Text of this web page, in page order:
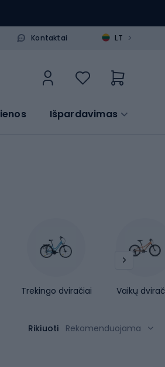
Kontaktai LT >
Išpardavimas
Trekingo dviračiai Vaikų
Rikiuoti Rekomenduojama